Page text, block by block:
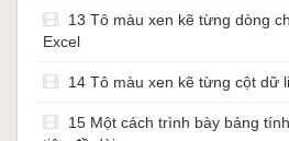
13 Tô màu xen kẽ từng dòng
Excel
14 Tô màu xen kẽ từng cột dữ
15 Một cách trình bày bảng